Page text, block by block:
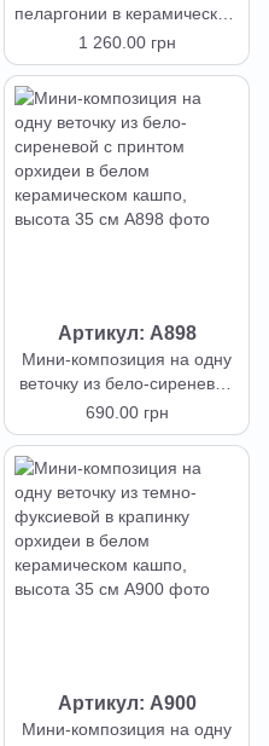
пеларгонии в керамическом
горшке, высота 30 см
1 260.00 грн
Артикул: А898
Мини-композиция на одну
веточку из бело-сиреневой
с принтом орхидеи в белом
керамическом кашпо,
690.00 грн
Артикул: А900
Мини-композиция на одну